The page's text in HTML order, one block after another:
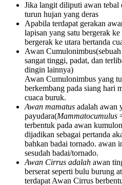
Jika langit diliputi awan tebal
turun hujan yang deras
Apabila terdapat gerakan
lapisan yang satu bergerak
bergerak ke utara bertanda
Awan
sangat tinggi, padat, dan
dingin lainnya)
Awan Cumulonimbus yang
berkembang pada siang hari
cuaca buruk.
Awan mamatus adalah awan
payudara(Mammatocumulus
terbentuk pada awan
dijadikan sebagai pertanda
bahkan badai tornado. awan
sesudah badai/tornado.
Awan Cirrus adalah awan
berserat seperti bulu burung
terdapat Awan Cirrus